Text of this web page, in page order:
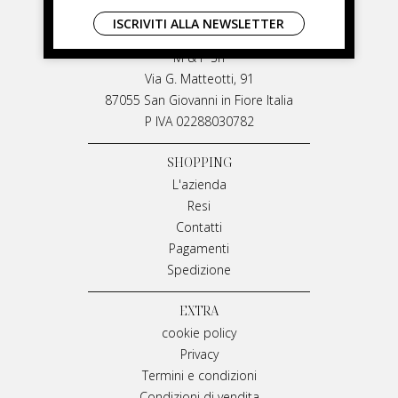
LIVIANA MIRARCHI
M & P Srl
Via G. Matteotti, 91
87055 San Giovanni in Fiore Italia
P IVA 02288030782
SHOPPING
L'azienda
Resi
Contatti
Pagamenti
Spedizione
EXTRA
cookie policy
Privacy
Termini e condizioni
ISCRIVITI ALLA NEWSLETTER